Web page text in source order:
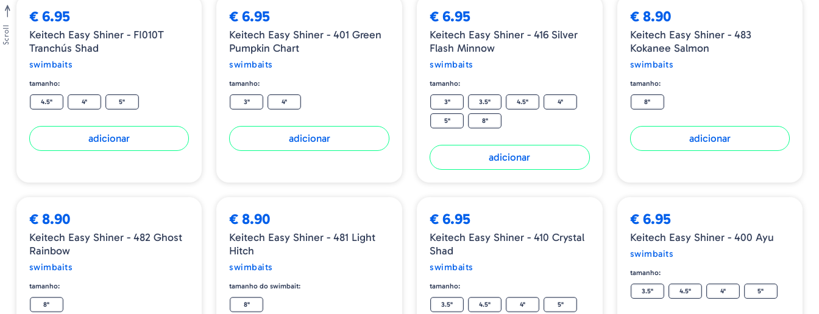
€ 6.95
Keitech Easy Shiner - FI010T
Tranchús Shad
swimbaits
tamanho:
4.5" 4" 5"
adicionar
€ 6.95
Keitech Easy Shiner - 401 Green
Pumpkin Chart
swimbaits
tamanho:
3" 4"
adicionar
€ 6.95
Keitech Easy Shiner - 416 Silver
Flash Minnow
swimbaits
tamanho:
3" 3.5" 4.5" 4"
5" 8"
adicionar
€ 8.90
Keitech Easy Shiner - 483
Kokanee Salmon
swimbaits
tamanho:
8"
adicionar
€ 8.90
Keitech Easy Shiner - 482 Ghost
Rainbow
swimbaits
tamanho:
8"
€ 8.90
Keitech Easy Shiner - 481 Light
Hitch
swimbaits
tamanho do swimbait:
8"
€ 6.95
Keitech Easy Shiner - 410 Crystal
Shad
swimbaits
tamanho:
3.5" 4.5" 4" 5"
€ 6.95
Keitech Easy Shiner - 400 Ayu
swimbaits
tamanho:
3.5" 4.5" 4" 5"
Scroll